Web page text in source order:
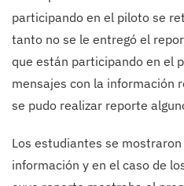
participando en el piloto se
tanto no se le entregó el
que están participando en el
mensajes con la información
se pudo realizar reporte
Los estudiantes se
información y en el caso de